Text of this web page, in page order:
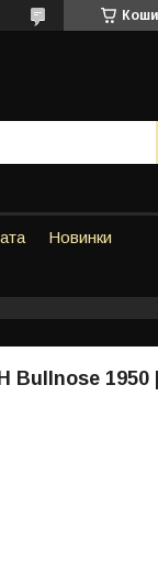
Новинки
Bullnose